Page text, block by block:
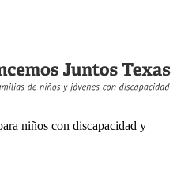
niños con discapacidad y